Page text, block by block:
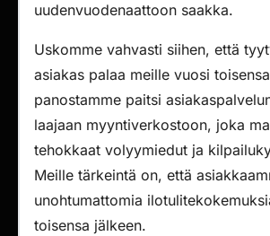
uudenvuodenaattoon saakka.
Uskomme vahvasti siihen, että
asiakas palaa meille vuosi
panostamme paitsi
laajaan myyntiverkostoon, joka
tehokkaat volyymiedut ja
Meille tärkeintä on, että
unohtumattomia
toisensa jälkeen.